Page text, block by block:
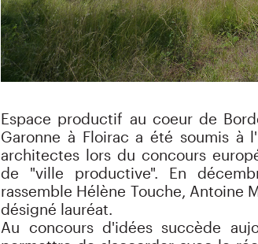
Espace productif au coeur de
Garonne à Floirac a été soumis à
architectes lors du concours
de "ville productive". En
rassemble Hélène Touche, Antoine
désigné lauréat.
Au concours d'idées succède